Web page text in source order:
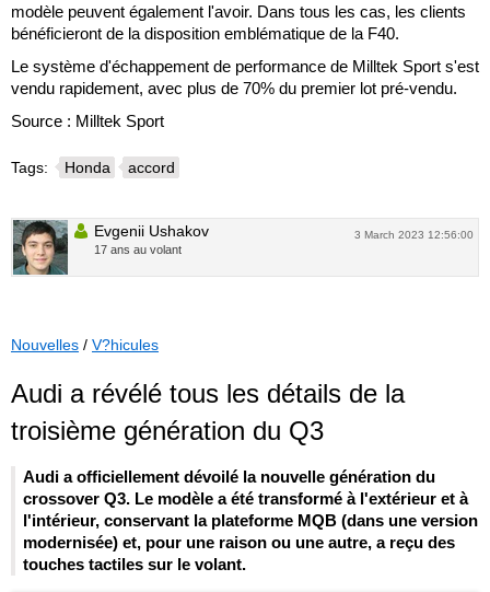
modèle peuvent également l'avoir. Dans tous les cas, les clients
bénéficieront de la disposition emblématique de la F40.
Le système d'échappement de performance de Milltek Sport s'est
vendu rapidement, avec plus de 70% du premier lot pré-vendu.
Source : Milltek Sport
Tags: Honda accord
3 March 2023 12:56:00
Evgenii Ushakov
17 ans au volant
Nouvelles / V?hicules
Audi a révélé tous les détails de la
troisième génération du Q3
Audi a officiellement dévoilé la nouvelle génération du
crossover Q3. Le modèle a été transformé à l'extérieur et à
l'intérieur, conservant la plateforme MQB (dans une version
modernisée) et, pour une raison ou une autre, a reçu des
touches tactiles sur le volant.